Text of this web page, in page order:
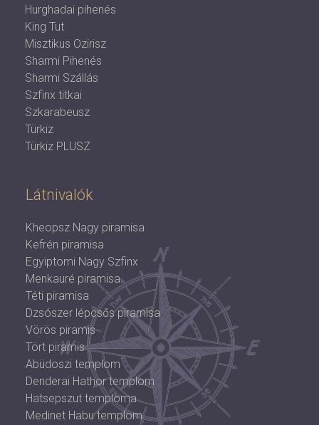
Hurghadai pihenés
King Tut
Misztikus Ozirisz
Sharmi Pihenés
Sharmi Szállás
Szfinx titkai
Szkarabeusz
Türkiz
Türkiz PLUSZ
Látnivalók
Kheopsz Nagy piramisa
Kefrén piramisa
Egyiptomi Nagy Szfinx
Menkauré piramisa
Téti piramisa
Dzsószer lépcsős piramisa
Vörös piramis
Tört piramis
Abüdoszi templom
Denderai Hathor templom
Hatsepszut temploma
Medinet Habu templom